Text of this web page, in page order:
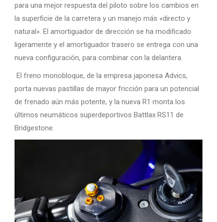
para una mejor respuesta del piloto sobre los cambios en
la superficie de la carretera y un manejo más «directo y
natural». El amortiguador de dirección se ha modificado
ligeramente y el amortiguador trasero se entrega con una
nueva configuración, para combinar con la delantera.
El freno monobloque, de la empresa japonesa Advics,
porta nuevas pastillas de mayor fricción para un potencial
de frenado aún más potente, y la nueva R1 monta los
últimos neumáticos superdeportivos Battlax RS11 de
Bridgestone.